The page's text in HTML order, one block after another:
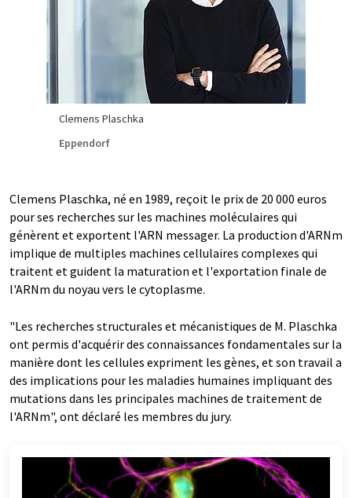
Clemens Plaschka
Eppendorf
Clemens Plaschka, né en 1989, reçoit le prix de 20 000 euros
pour ses recherches sur les machines moléculaires qui
génèrent et exportent l'ARN messager. La production d'ARNm
implique de multiples machines cellulaires complexes qui
traitent et guident la maturation et l'exportation finale de
l'ARNm du noyau vers le cytoplasme.
"Les recherches structurales et mécanistiques de M. Plaschka
ont permis d'acquérir des connaissances fondamentales sur la
manière dont les cellules expriment les gènes, et son travail a
des implications pour les maladies humaines impliquant des
mutations dans les principales machines de traitement de
l'ARNm", ont déclaré les membres du jury.